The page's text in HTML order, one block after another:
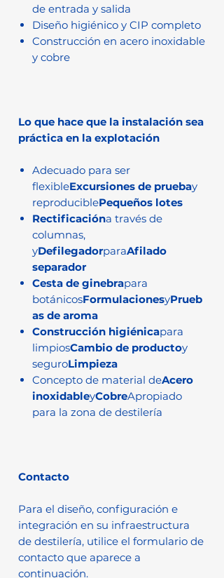
de entrada y salida
Diseño higiénico y CIP completo
Construcción en acero inoxidable
y cobre
Lo que hace que la instalación sea
práctica en la explotación
Adecuado para ser
flexibleExcursiones de pruebay
reproduciblePequeños lotes
Rectificacióna través de
columnas,
yDefilegadorparaAfilado
separador
Cesta de ginebrapara
botánicosFormulacionesyPrueb
as de aroma
Construcción higiénicapara
limpiosCambio de productoy
seguroLimpieza
Concepto de material deAcero
inoxidableyCobreApropiado
para la zona de destilería
Contacto
Para el diseño, configuración e
integración en su infraestructura
de destilería, utilice el formulario de
contacto que aparece a
continuación.